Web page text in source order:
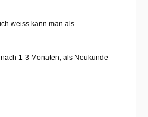
weiss kann man als
1-3 Monaten, als Neukunde